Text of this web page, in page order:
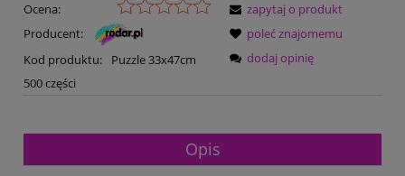
Ocena:
Producent:
Kod produktu:
Puzzle 33x47cm
500 części
zapytaj o produkt
poleć znajomemu
dodaj opinię
Opis